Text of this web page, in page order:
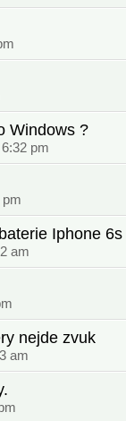
Windows ?
pm
Iphone 6s
am
nejde zvuk
am